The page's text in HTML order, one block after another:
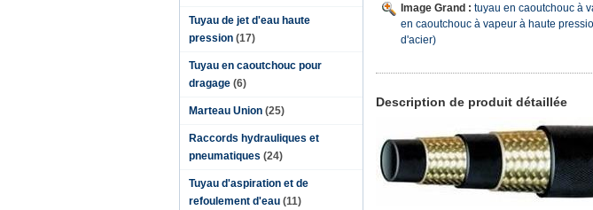
Tuyau de jet d'eau haute
pression (17)
Tuyau en caoutchouc pour
dragage (6)
Marteau Union (25)
Raccords hydrauliques et
pneumatiques (24)
Tuyau d'aspiration et de
refoulement d'eau (11)
Image Grand : tuyau en caoutchouc à
en caoutchouc à vapeur à haute
d'acier)
Description de produit détaillée